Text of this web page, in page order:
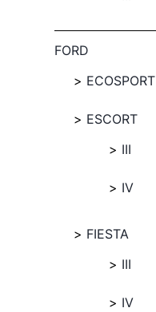
FORD
ECOSPORT
ESCORT
III
IV
FIESTA
III
IV